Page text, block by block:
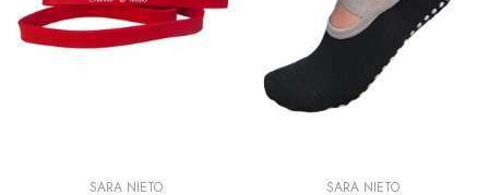
SARA NIETO SARA NIETO